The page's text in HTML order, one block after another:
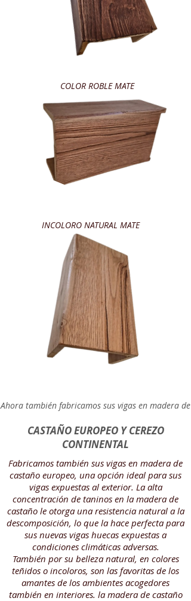
INCOLORO NATURAL MATE
COLOR ROBLE MATE
Ahora también fabricamos sus vigas en madera de
CASTAÑO EUROPEO Y CEREZO
CONTINENTAL
Fabricamos también sus vigas en madera de
castaño europeo, una opción ideal para sus
vigas expuestas al exterior. La alta
concentración de taninos en la madera de
castaño le otorga una resistencia natural a la
descomposición, lo que la hace perfecta para
sus nuevas vigas huecas expuestas a
condiciones climáticas adversas.
También por su belleza natural, en colores
teñidos o incoloros, son las favoritas de los
amantes de los ambientes acogedores
también en interiores. la madera de castaño